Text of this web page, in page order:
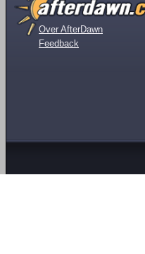
Over AfterDawn
Feedback